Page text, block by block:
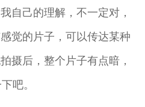
自己的理解，不一定对，
觉的片子，可以传达某种
摄后，整个片子有点暗，
吧。